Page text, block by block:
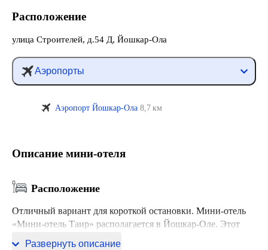
Расположение
улица Строителей, д.54 Д, Йошкар-Ола
Аэропорты
Аэропорт Йошкар-Ола 8,7 км
Описание мини-отеля
Расположение
Отличный вариант для короткой остановки. Мини-отель
«Мини-отель Таир» располагается в Йошкар-Оле. Этот
Развернуть описание